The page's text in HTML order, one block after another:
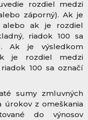
rozdiel medzi
záporný). Ak je
alebo ak je rozdiel
riadok 100 sa
Ak je výsledkom
je rozdiel medzi
100 sa označí
sumy zmluvných
úrokov z omeškania
do výnosov